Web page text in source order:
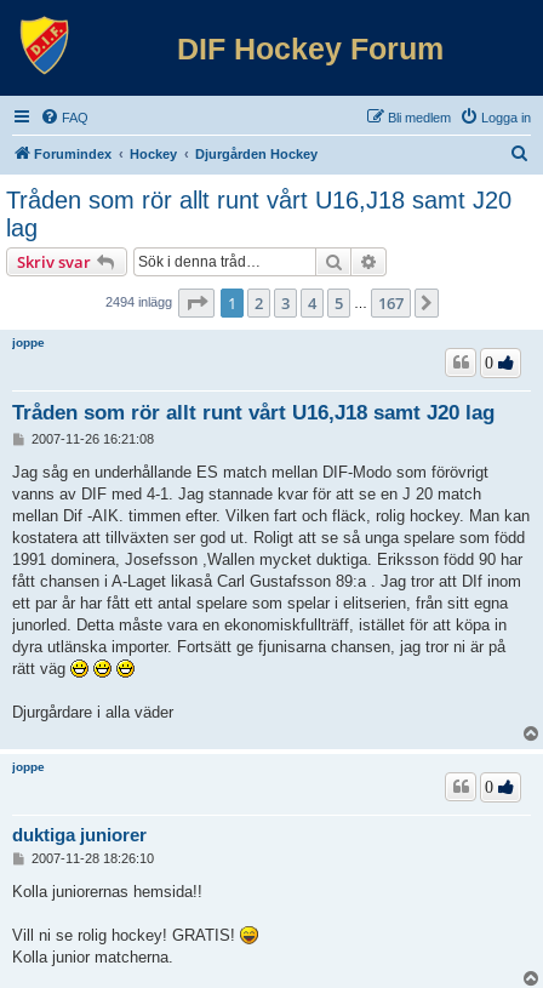
DIF Hockey Forum
FAQ Logga in
Bli medlem
Forumindex Hockey Djurgården Hockey
Tråden som rör allt runt vårt U16,J18 samt J20
lag
Skriv svar Sök
2494 inlägg Sida av 167
1 2 3 4 5 167
joppe
Tråden som rör allt runt vårt U16,J18 samt J20 lag
0
l
ä
g
g
2007-11-26 16:21:08
Jag såg en underhållande ES match mellan DIF-Modo som förövrigt
vanns av DIF med 4-1. Jag stannade kvar för att se en J 20 match
mellan Dif -AIK. timmen efter. Vilken fart och fläck, rolig hockey. Man kan
kostatera att tillväxten ser god ut. Roligt att se så unga spelare som född
1991 dominera, Josefsson ,Wallen mycket duktiga. Eriksson född 90 har
fått chansen i A-Laget likaså Carl Gustafsson 89:a . Jag tror att DIf inom
ett par år har fått ett antal spelare som spelar i elitserien, från sitt egna
junorled. Detta måste vara en ekonomiskfullträff, istället för att köpa in
dyra utlänska importer. Fortsätt ge fjunisarna chansen, jag tror ni är på
rätt väg
Djurgårdare i alla väder
joppe
duktiga juniorer
0
l
2007-11-28 18:26:10
Kolla juniorernas hemsida!!
Vill ni se rolig hockey! GRATIS!
Kolla junior matcherna.